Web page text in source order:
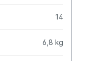
14
6,8 kg